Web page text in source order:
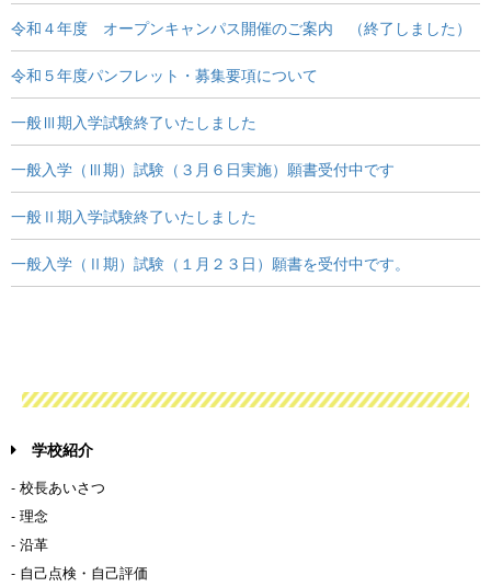
令和４年度 オープンキャンパス開催のご案内 （終了しました）
令和５年度パンフレット・募集要項について
一般Ⅲ期入学試験終了いたしました
一般入学（Ⅲ期）試験（３月６日実施）願書受付中です
一般Ⅱ期入学試験終了いたしました
一般入学（Ⅱ期）試験（１月２３日）願書を受付中です。
学校紹介
- 校長あいさつ
- 理念
- 沿革
- 自己点検・自己評価